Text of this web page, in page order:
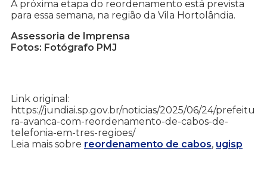
A próxima etapa do reordenamento está prevista
para essa semana, na região da Vila Hortolândia.
Assessoria de Imprensa
Fotos: Fotógrafo PMJ
Link original:
https://jundiai.sp.gov.br/noticias/2025/06/24/prefeitu
ra-avanca-com-reordenamento-de-cabos-de-
telefonia-em-tres-regioes/
Leia mais sobre reordenamento de cabos, ugisp